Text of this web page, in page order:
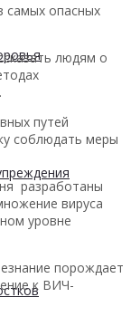
самых опасных
людям о
путей
соблюдать меры
разработаны
вируса
уровне
порождает
к ВИЧ-